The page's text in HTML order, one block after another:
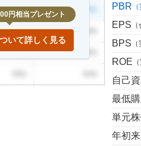
999
999
999
円相当プレゼント
いて詳しく見る
PBR
EPS
BPS
ROE
自己
最低
単元
年初